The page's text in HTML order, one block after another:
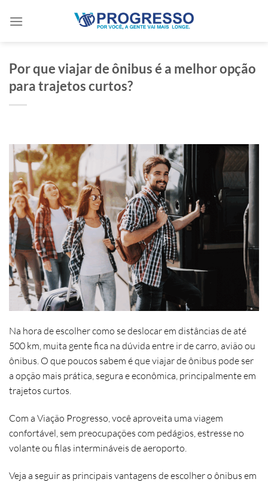
Por que viajar de ônibus é a melhor opção
para trajetos curtos?
Na hora de escolher como se deslocar em distâncias de até
500 km, muita gente fica na dúvida entre ir de carro, avião ou
ônibus. O que poucos sabem é que viajar de ônibus pode ser
a opção mais prática, segura e econômica, principalmente em
trajetos curtos.
Com a Viação Progresso , você aproveita uma viagem
confortável, sem preocupações com pedágios, estresse no
volante ou filas intermináveis de aeroporto.
Veja a seguir as principais vantagens de escolher o ônibus em